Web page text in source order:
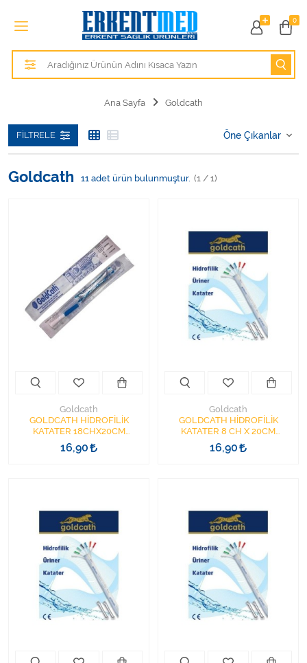
0
Tüm Kategoriler
Alezler
Hasta Bakım Ürünleri
Hastane Mobilyaları
Kişisel Bakım ve Sağlık
Kişisel Bakım ve Sağlık
Ortopedi Ürünleri
Ortopedi Ürünleri
Sarf Malzemeleri
Sarf Malzemeleri
Sarf Malzemeleri
Tıbbi Tekstil Ürünleri
Varis Çorapları
Tüm Kategorileri Gör
Ana Sayfa Goldcath
FILTRELE
Goldcath 11 adet ürün bulunmuştur. (1 / 1)
Goldcath
GOLDCATH HİDROFİLİK
KATATER 18CHX20CM
YÜZÜKLÜ
16,90
Goldcath
GOLDCATH HİDROFİLİK
KATATER 8 CH X 20CM
YÜZÜKLÜ
16,90